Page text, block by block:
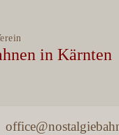
in Kärnten